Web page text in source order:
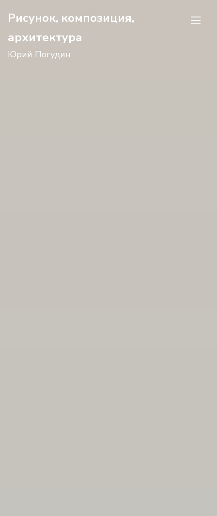
содержимому
Рисунок, композиция,
архитектура
Юрий Погудин